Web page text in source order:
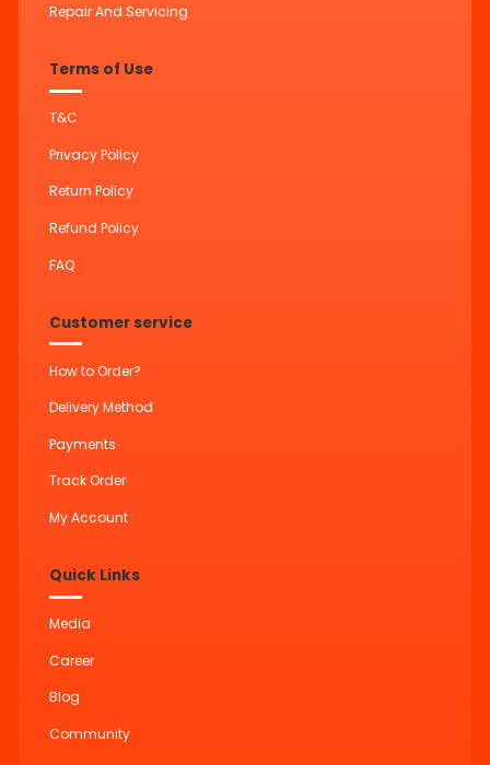
Repair And Servicing
Terms of Use
T&C
Privacy Policy
Return Policy
Refund Policy
FAQ
Customer service
How to Order?
Delivery Method
Payments
Track Order
My Account
Quick Links
Media
Career
Blog
Community